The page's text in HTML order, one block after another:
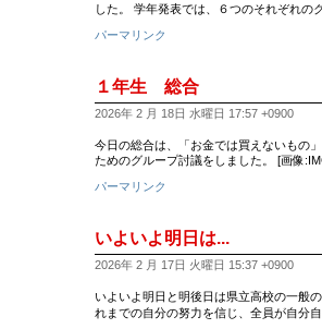
した。 学年発表では、６つのそれぞれの
パーマリンク
１年生 総合
2026年 2 月 18日 水曜日 17:57 +0900
今日の総合は、「お金では買えないもの
ためのグループ討議をしました。 [画像
パーマリンク
いよいよ明日は...
2026年 2 月 17日 火曜日 15:37 +0900
いよいよ明日と明後日は県立高校の一般
れまでの自分の努力を信じ、全員が自分